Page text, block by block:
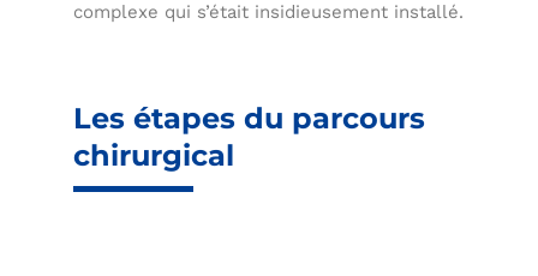
complexe qui s’était insidieusement installé.
Les étapes du parcours
chirurgical